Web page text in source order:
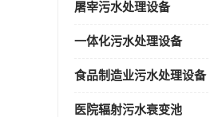
屠宰污水处理设备
一体化污水处理设备
食品制造业污水处理设备
医院辐射污水衰变池